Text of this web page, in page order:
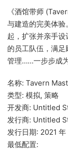
《酒馆带师
与建造的完美体
起，扩张并亲手
的员工队伍，满足
管理……一步步成
名称: Tavern
类型: 模拟, 策略
开发商: Untitled
发行商: Untitled
发行日期: 2021 年
最低配置: